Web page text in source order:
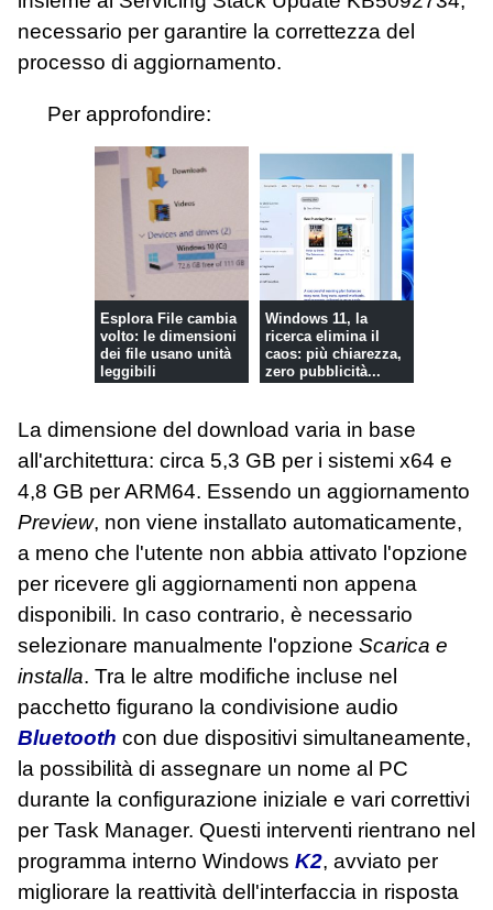
necessario per garantire la correttezza del
processo di aggiornamento.
Per approfondire:
Esplora File cambia
volto: le dimensioni
dei file usano unità
leggibili
Windows 11, la
ricerca elimina il
caos: più chiarezza,
zero pubblicità...
La dimensione del download varia in base
all'architettura: circa 5,3 GB per i sistemi x64 e
4,8 GB per ARM64. Essendo un aggiornamento
Preview, non viene installato automaticamente,
a meno che l'utente non abbia attivato l'opzione
per ricevere gli aggiornamenti non appena
disponibili. In caso contrario, è necessario
selezionare manualmente l'opzione Scarica e
installa. Tra le altre modifiche incluse nel
pacchetto figurano la condivisione audio
Bluetooth con due dispositivi simultaneamente,
la possibilità di assegnare un nome al PC
durante la configurazione iniziale e vari correttivi
per Task Manager. Questi interventi rientrano nel
programma interno Windows K2, avviato per
migliorare la reattività dell'interfaccia in risposta